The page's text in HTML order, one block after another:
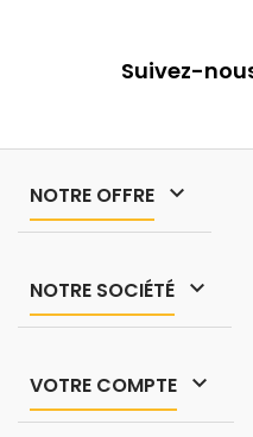
Suivez-
NOTRE OFFRE 
NOTRE SOCIÉTÉ 
VOTRE COMPTE 